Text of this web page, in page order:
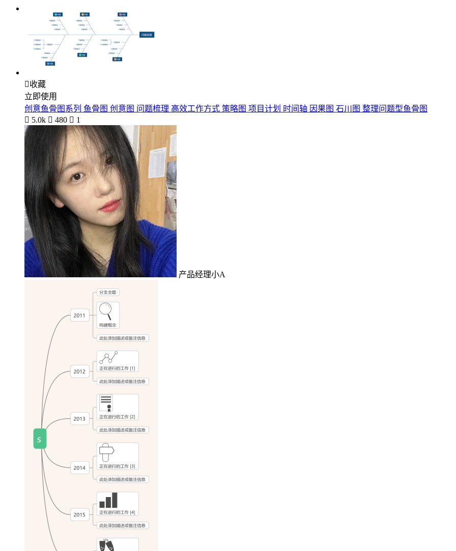
收藏
立即使用
创意鱼骨图系列 鱼骨图 创意图 问题梳理 高效工作方式 策略图 项目计划 时间轴 因果图 石川图 整理问题型鱼骨图
 5.0k  480  1
产品经理小A